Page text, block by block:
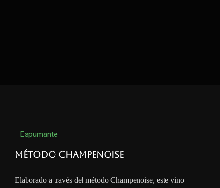
Espumante
Método Champenoise
Elaborado a través del método Champenoise, este vino